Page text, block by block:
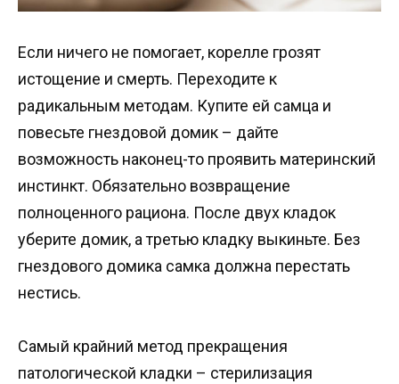
Если ничего не помогает, корелле грозят
истощение и смерть. Переходите к
радикальным методам. Купите ей самца и
повесьте гнездовой домик – дайте
возможность наконец-то проявить материнский
инстинкт. Обязательно возвращение
полноценного рациона. После двух кладок
уберите домик, а третью кладку выкиньте. Без
гнездового домика самка должна перестать
нестись.
Самый крайний метод прекращения
патологической кладки – стерилизация